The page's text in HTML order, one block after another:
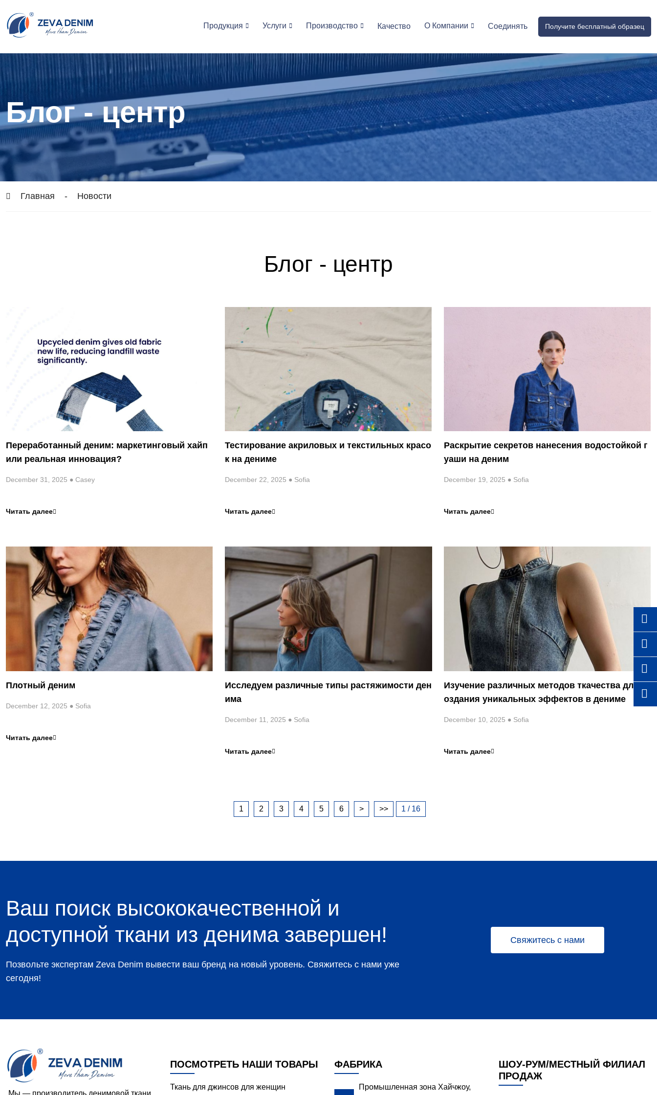
Продукция Услуги Производство Качество О Компании Соединять Получите бесплатный образец




Блог - центр
Главная - Новости
Блог - центр
Переработанный деним: маркетинговый хайп
или реальная инновация?
December 31, 2025 ● Casey
Читать далее
Тестирование акриловых и текстильных красо
к на дениме
December 22, 2025 ● Sofia
Читать далее
Раскрытие секретов нанесения водостойкой г
уаши на деним
December 19, 2025 ● Sofia
Читать далее
Плотный деним
December 12, 2025 ● Sofia
Читать далее
Исследуем различные типы растяжимости ден
има
December 11, 2025 ● Sofia
Читать далее
Изучение различных методов ткачества для с
оздания уникальных эффектов в дениме
December 10, 2025 ● Sofia
Читать далее
1 2 3 4 5 6 > >> 1 / 16
Ваш поиск высококачественной и
доступной ткани из денима завершен!
Позвольте экспертам Zeva Denim вывести ваш бренд на новый уровень. Свяжитесь с нами уже
сегодня!
Свяжитесь с нами
Мы — производитель денимовой ткани,
ПОСМОТРЕТЬ НАШИ ТОВАРЫ
Ткань для джинсов для женщин
ФАБРИКА
Промышленная зона Хайчжоу,
ШОУ-РУМ/МЕСТНЫЙ ФИЛИАЛ
ПРОДАЖ